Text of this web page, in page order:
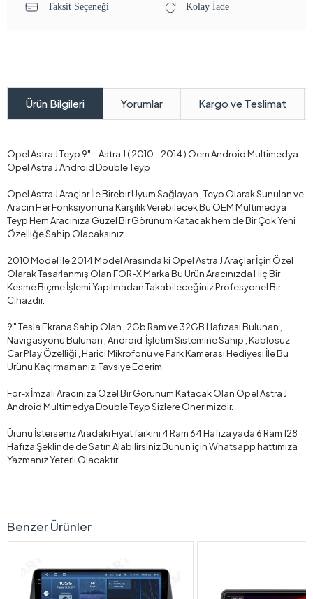
Taksit Seçeneği Kolay İade
Ürün Bilgileri Yorumlar Kargo ve Teslimat
Opel Astra J Teyp 9" – Astra J ( 2010 - 2014 ) Oem Android Multimedya –
Opel Astra J Android Double Teyp
Opel Astra J Araçlar İle Birebir Uyum Sağlayan , Teyp Olarak Sunulan ve
Aracın Her Fonksiyonuna Karşılık Verebilecek Bu OEM Multimedya
Teyp Hem Aracınıza Güzel Bir Görünüm Katacak hem de Bir Çok Yeni
Özelliğe Sahip Olacaksınız.
2010 Model ile 2014 Model Arasında ki Opel Astra J Araçlar İçin Özel
Olarak Tasarlanmış Olan FOR-X Marka Bu Ürün Aracınızda Hiç Bir
Kesme Biçme İşlemi Yapılmadan Takabileceğiniz Profesyonel Bir
Cihazdır.
9″ Tesla Ekrana Sahip Olan , 2Gb Ram ve 32GB Hafızası Bulunan ,
Navigasyonu Bulunan , Android İşletim Sistemine Sahip , Kablosuz
Car Play Özelliği , Harici Mikrofonu ve Park Kamerası Hediyesi İle Bu
Ürünü Kaçırmamanızı Tavsiye Ederim.
For-x İmzalı Aracınıza Özel Bir Görünüm Katacak Olan Opel Astra J
Android Multimedya Double Teyp Sizlere Önerimizdir.
Ürünü İsterseniz Aradaki Fiyat farkını 4 Ram 64 Hafıza yada 6 Ram 128
Hafıza Şeklinde de Satın Alabilirsiniz Bunun için Whatsapp hattımıza
Yazmanız Yeterli Olacaktır.
Benzer Ürünler